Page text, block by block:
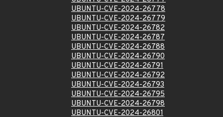
UBUNTU-CVE-2024-26778
UBUNTU-CVE-2024-26779
UBUNTU-CVE-2024-26782
UBUNTU-CVE-2024-26787
UBUNTU-CVE-2024-26788
UBUNTU-CVE-2024-26790
UBUNTU-CVE-2024-26791
UBUNTU-CVE-2024-26792
UBUNTU-CVE-2024-26793
UBUNTU-CVE-2024-26795
UBUNTU-CVE-2024-26798
UBUNTU-CVE-2024-26801